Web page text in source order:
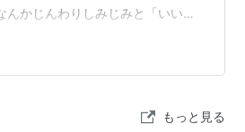
んかじんわりしみじみと「いいラ
こともあってか、つまり全体を俯
置にいたこともあってか、TrySail
。それでも、自他ともに認めるもっと見る